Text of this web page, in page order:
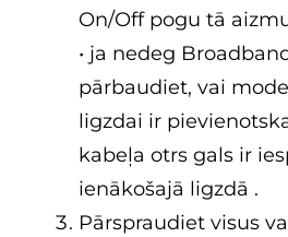
On/Off pogu tā
• ja nedeg
pārbaudiet, vai
ligzdai ir
kabeļa otrs gals ir
ienākošajā ligzdā .
Pārspraudiet visus